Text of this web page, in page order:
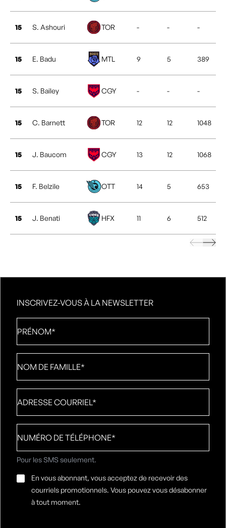
15 S. Ashouri TOR - - -
15 E. Badu MTL 9 5 389
15 S. Bailey CGY - - -
15 C. Barnett TOR 12 12 1048
15 J. Baucom CGY 13 12 1068
15 F. Belzile OTT 14 5 653
15 J. Benati HFX 11 6 512
INSCRIVEZ-VOUS À LA NEWSLETTER
de
famille*
courriel*
de
téléphone*
Pour les SMS seulement.
Consentement
mail*
En vous abonnant, vous acceptez de recevoir des
courriels promotionnels. Vous pouvez vous désabonner
à tout moment.